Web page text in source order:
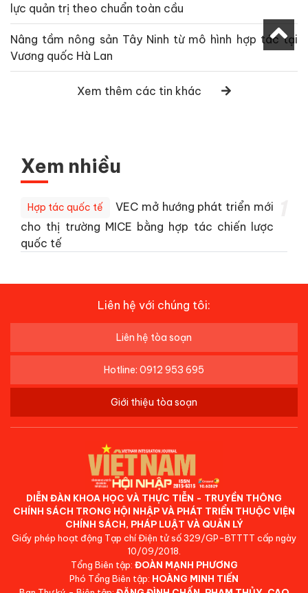
lực quản trị theo chuẩn toàn cầu
Nâng tầm nông sản Tây Ninh từ mô hình hợp tác tại
Vương quốc Hà Lan
Xem thêm các tin khác
Xem nhiều
Hợp tác quốc tế
VEC mở hướng phát triển mới
cho thị trường MICE bằng hợp tác chiến lược
quốc tế
Liên hệ với chúng tôi:
Liên hệ tòa soạn
Hotline: 0912 953 695
Giới thiệu tòa soạn
DIỄN ĐÀN KHOA HỌC VÀ THỰC TIỄN - TRUYỀN THÔNG
CHÍNH SÁCH TRONG HỘI NHẬP VÀ PHÁT TRIỂN THUỘC VIỆN
CHÍNH SÁCH, PHÁP LUẬT VÀ QUẢN LÝ
Giấy phép hoạt động Tạp chí Điện tử số 329/GP-BTTTT cấp ngày
10/09/2018.
Tổng Biên tập: ĐOÀN MẠNH PHƯƠNG
Phó Tổng Biên tập: HOÀNG MINH TIẾN